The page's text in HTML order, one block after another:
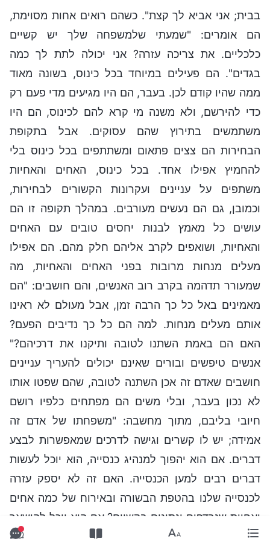
בבית; אני אביא לך קצת". כשהם רואים אחות מסוימת,
הם אומרים: "שמעתי שלמשפחה שלך יש קשיים
כלכליים. את צריכה עזרה? אני יכולה לתת לך כמה
בגדים". הם פעילים במיוחד בכל כינוס, בשונה מאוד
ממה שהיו קודם לכן. בעבר, הם היו מגיעים מדי פעם רק
כדי להירשם, ולא משנה מי קרא להם לכינוס, הם היו
משתמשים בתירוץ שהם עסוקים. אבל בתקופת
הבחירות הם צצים פתאום ומשתתפים בכל כינוס בלי
להחמיץ אפילו אחד. בכל כינוס, האחים והאחיות
משתפים על עניינים ועקרונות הקשורים לבחירות,
וכמובן, גם הם נעשים מעורבים. במהלך תקופה זו הם
עושים כל מאמץ לבנות יחסים טובים עם האחים
והאחיות, ושואפים לקרב אליהם חלק מהם. הם אפילו
מעלים מנחות מרובות בפני האחים והאחיות, מה
שמעורר תדהמה בקרב רוב האנשים, והם חושבים: "הם
מאמינים באל כל כך הרבה זמן, אבל מעולם לא ראינו
אותם מעלים מנחות. למה הם כל כך נדיבים הפעם?
האם הם באמת השתנו לטובה ותיקנו את דרכיהם?"
אנשים טיפשים ובורים שאינם יכולים להעריך עניינים
חושבים שאדם זה אכן השתנה לטובה, שהם שפטו אותו
לא נכון בעבר, ובלי משים הם מפתחים כלפיו רושם
חיובי בליבם, מתוך מחשבה: "משפחתו של אדם זה
אמידה; יש לו קשרים וגישה לדרכים שמאפשרות לבצע
דברים. אם הוא יהפוך למנהיג כנסייה, הוא יוכל לעשות
דברים רבים למען הכנסייה. האם זה לא יספק עזרה
לכנסייה שלנו בהטפת הבשורה ובאירוח של כמה אחים
ואחיות שנרדפים ונתונים בקשיים? אם הוא יוכל להישאר
פעיל, זה יהיה נהדר, אבל אני לא בטוח אם הוא יוכל